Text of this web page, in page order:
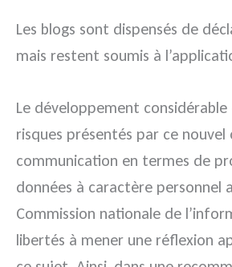
Les blogs sont dispensés de
mais restent soumis à
Le développement considérable
risques présentés par ce nouvel
communication en termes de
données à caractère personnel
Commission nationale de
libertés à mener une réflexion